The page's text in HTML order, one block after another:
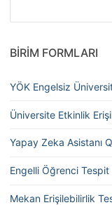
BIRIM FORMLARI
YÖK Engelsiz
Üniversite Etkinlik
Yapay Zeka Asistanı
Engelli Öğrenci Tespit
Mekan Erişilebilirlik